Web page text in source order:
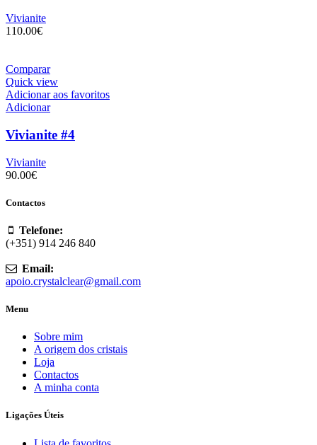
Vivianite
110.00€
Comparar
Quick view
Adicionar aos favoritos
Adicionar
Vivianite #4
Vivianite
90.00€
Contactos
Telefone:
(+351) 914 246 840
Email:
apoio.crystalclear@gmail.com
Menu
Sobre mim
A origem dos cristais
Loja
Contactos
A minha conta
Ligações Úteis